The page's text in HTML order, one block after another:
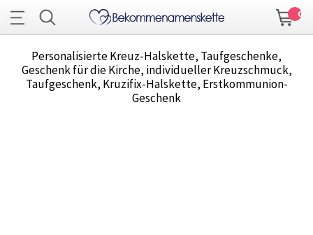
0
Personalisierte Kreuz-Halskette, Taufgeschenke,
Geschenk für die Kirche, individueller Kreuzschmuck,
Taufgeschenk, Kruzifix-Halskette, Erstkommunion-
Geschenk